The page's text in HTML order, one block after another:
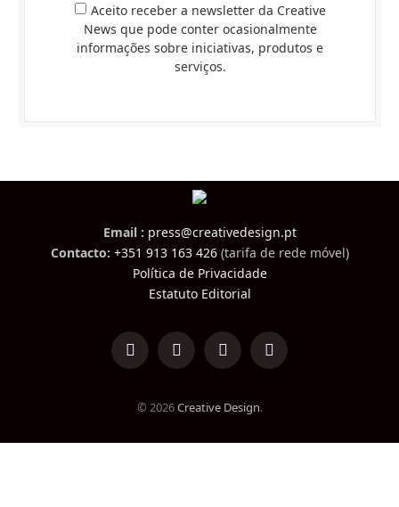
Aceito receber a newsletter da Creative
News que pode conter ocasionalmente
informações sobre iniciativas, produtos e
serviços.
Email : press@creativedesign.pt
Contacto: +351 913 163 426(tarifa de rede móvel)
Política de Privacidade
Estatuto Editorial
LinkedInFacebookInstagramTikTok
© 2026Creative Design.